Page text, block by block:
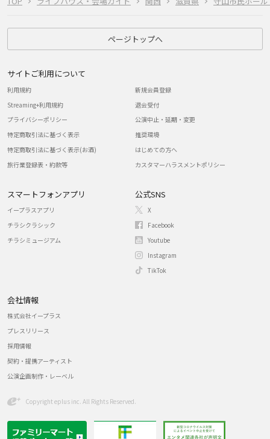
ページトップへ
サイトご利用について
利用規約
Streaming+利用規約
プライバシーポリシー
特定商取引法に基づく表示
特定商取引法に基づく表示(お酒)
旅行業登録表・約款等
新規会員登録
退会受付
公演中止・延期・変更
推奨環境
はじめての方へ
カスタマーハラスメントポリシー
スマートフォンアプリ
イープラスアプリ
チラシクラシック
チラシミュージアム
公式SNS
X
Facebook
Youtube
Instagram
TikTok
会社情報
株式会社イープラス
プレスリリース
採用情報
契約・提携アーティスト
公演企画制作・レーベル
Copyright eplus inc. All Rights Reserved.